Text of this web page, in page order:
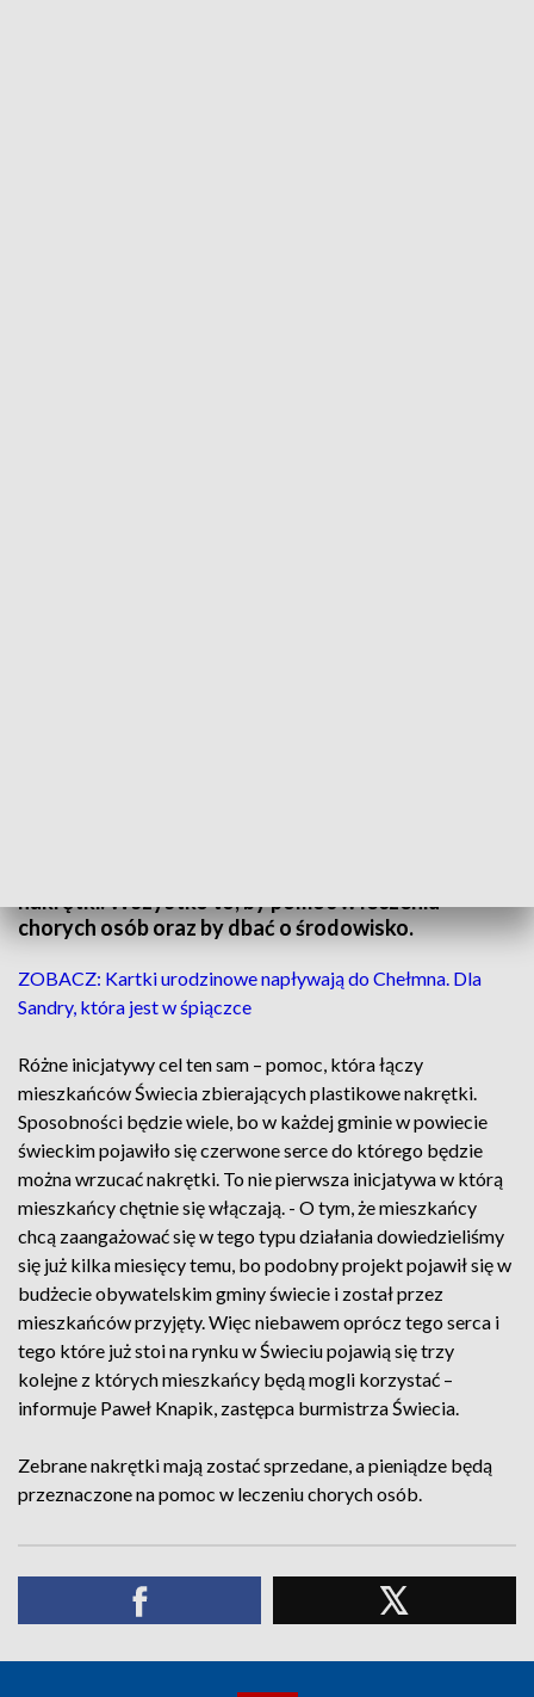
nakrętki. Wszystko to, by pomóc w leczeniu
chorych osób oraz by dbać o środowisko.
ZOBACZ: Kartki urodzinowe napływają do Chełmna. Dla
Sandry, która jest w śpiączce
Różne inicjatywy cel ten sam – pomoc, która łączy
mieszkańców Świecia zbierających plastikowe nakrętki.
Sposobności będzie wiele, bo w każdej gminie w powiecie
świeckim pojawiło się czerwone serce do którego będzie
można wrzucać nakrętki. To nie pierwsza inicjatywa w którą
mieszkańcy chętnie się włączają. - O tym, że mieszkańcy
chcą zaangażować się w tego typu działania dowiedzieliśmy
się już kilka miesięcy temu, bo podobny projekt pojawił się w
budżecie obywatelskim gminy świecie i został przez
mieszkańców przyjęty. Więc niebawem oprócz tego serca i
tego które już stoi na rynku w Świeciu pojawią się trzy
kolejne z których mieszkańcy będą mogli korzystać –
informuje Paweł Knapik, zastępca burmistrza Świecia.
Zebrane nakrętki mają zostać sprzedane, a pieniądze będą
przeznaczone na pomoc w leczeniu chorych osób.